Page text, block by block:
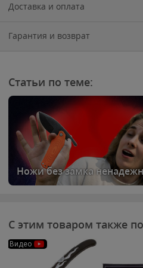
Доставка и оплата
Гарантия и возврат
Статьи по теме:
Ножи без замка
С этим товаром также
Видео